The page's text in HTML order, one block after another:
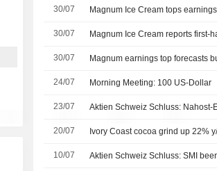
30/07 Magnum Ice Cream tops
30/07 Magnum Ice Cream reports first-
30/07 Magnum earnings top forecasts
24/07 Morning Meeting: 100 US-Dollar
23/07
20/07 Ivory Coast cocoa grind up 22%
10/07 Aktien Schweiz Schluss: SMI